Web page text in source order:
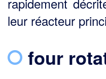
leur réacteur
four